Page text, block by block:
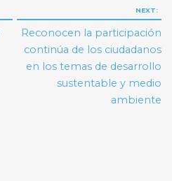
NEXT:
Reconocen la participación
continúa de los ciudadanos
en los temas de desarrollo
sustentable y medio
ambiente